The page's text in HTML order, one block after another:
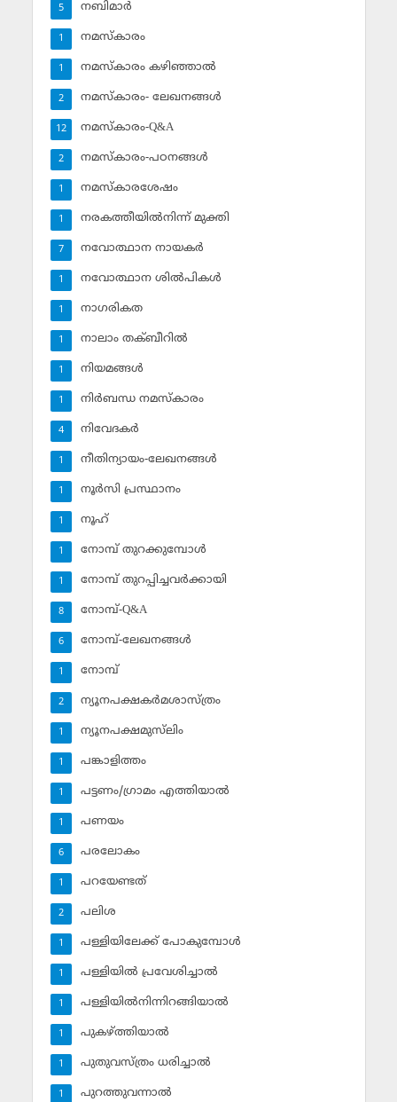
നബിമാര്‍
5
നമസ്‌കാരം
1
നമസ്‌കാരം കഴിഞ്ഞാല്‍
1
നമസ്‌കാരം- ലേഖനങ്ങള്‍
2
നമസ്‌കാരം-Q&A
12
നമസ്‌കാരം-പഠനങ്ങള്‍
2
നമസ്‌കാരശേഷം
1
നരകത്തീയില്‍നിന്ന് മുക്തി
1
നവോത്ഥാന നായകര്‍
7
നവോത്ഥാന ശില്‍പികള്‍
1
നാഗരികത
1
നാലാം തക്ബീറില്‍
1
നിയമങ്ങള്‍
1
നിര്‍ബന്ധ നമസ്‌കാരം
1
നിവേദകര്‍
4
നീതിന്യായം-ലേഖനങ്ങള്‍
1
നൂര്‍സി പ്രസ്ഥാനം
1
നൂഹ്‌
1
നോമ്പ് തുറക്കുമ്പോള്‍
1
നോമ്പ് തുറപ്പിച്ചവര്‍ക്കായി
1
നോമ്പ്-Q&A
8
നോമ്പ്-ലേഖനങ്ങള്‍
6
നോമ്പ്‌
1
ന്യൂനപക്ഷകര്‍മശാസ്ത്രം
2
ന്യൂനപക്ഷമുസ്‌ലിം
1
പങ്കാളിത്തം
1
പട്ടണം/ഗ്രാമം എത്തിയാല്‍
1
പണയം
1
പരലോകം
6
പറയേണ്ടത്
1
പലിശ
2
പള്ളിയിലേക്ക് പോകുമ്പോള്‍
1
പള്ളിയില്‍ പ്രവേശിച്ചാല്‍
1
പള്ളിയില്‍നിന്നിറങ്ങിയാല്‍
1
പുകഴ്ത്തിയാല്‍
1
പുതുവസ്ത്രം ധരിച്ചാല്‍
1
പുറത്തുവന്നാല്‍
1